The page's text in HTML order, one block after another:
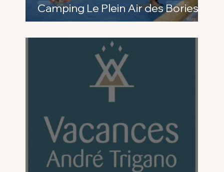
Camping Le Plein Air des Bories